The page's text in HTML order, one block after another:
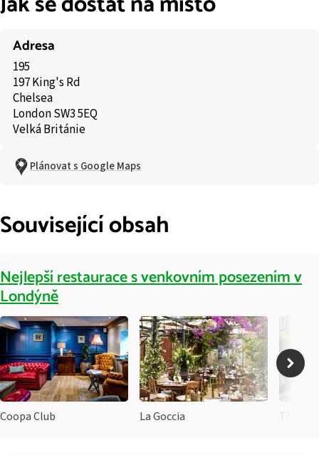
Adresa
195
197 King's Rd
Chelsea
London SW3 5EQ
Velká Británie
Plánovat s Google Maps
Související obsah
Nejlepší restaurace s venkovním posezením v
Londýně
Coopa Club La Goccia The